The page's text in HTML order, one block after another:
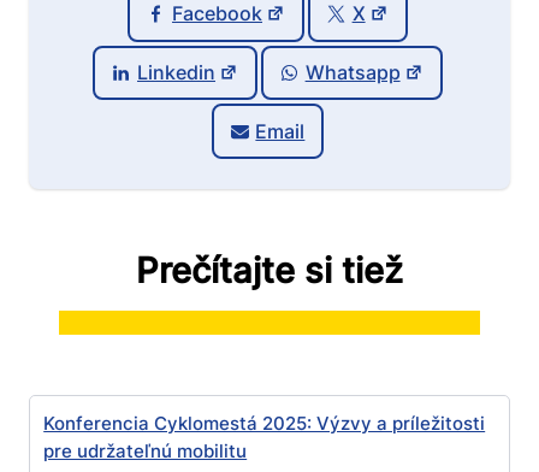
Facebook X
Linkedin Whatsapp
Email
Prečítajte si tiež
Konferencia Cyklomestá 2025: Výzvy a príležitosti
pre udržateľnú mobilitu